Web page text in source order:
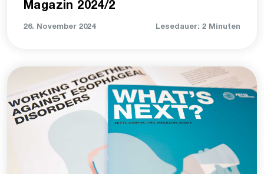
Magazin 2024/2
26. November 2024 Lesedauer: 2 Minuten